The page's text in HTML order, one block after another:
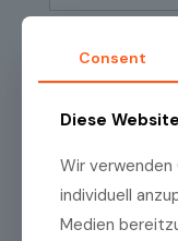
eingeben
E-
bestätigen
Ich habe die
Kenntnis
Consent
Diese
Wir verwenden
individuell
Medien